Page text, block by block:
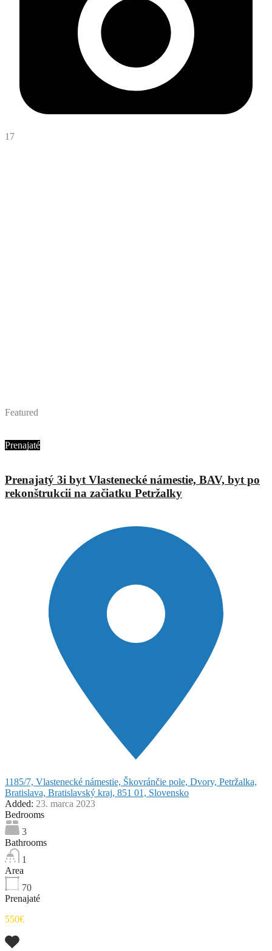
17
Featured
Prenajaté
Prenajatý 3i byt Vlastenecké námestie, BAV, byt po
rekonštrukcii na začiatku Petržalky
1185/7, Vlastenecké námestie, Škovránčie pole, Dvory, Petržalka,
Bratislava, Bratislavský kraj, 851 01, Slovensko
Added: 23. marca 2023
Bedrooms
3
Bathrooms
1
Area
70
Prenajaté
550€